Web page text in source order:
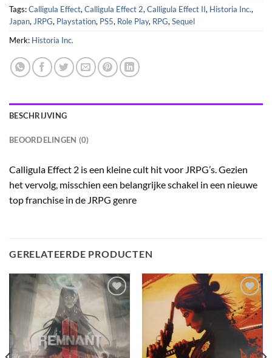
Tags:Calligula Effect,Calligula Effect 2,Calligula Effect II, Historia Inc.,
Japan,JRPG, Playstation, PS5, Role Play, RPG,Sequel
Merk: Historia Inc.
BESCHRIJVING
BEOORDELINGEN (0)
Calligula Effect 2 is een kleine cult hit voor JRPG’s. Gezien
het vervolg, misschien een belangrijke schakel in een nieuwe
top franchise in de JRPG genre
GERELATEERDE PRODUCTEN
Toevoegen
verlanglijst
Toevoegen
aan
verlanglijst